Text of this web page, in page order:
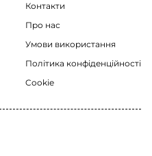
Контакти
Про нас
Умови використання
Політика конфіденційності
Cookie